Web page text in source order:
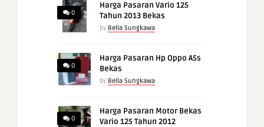
0
Harga Pasaran Vario 125
Tahun 2013 Bekas
by Bella Sungkawa
0
Harga Pasaran Hp Oppo A5s
Bekas
by Bella Sungkawa
0
Harga Pasaran Motor Bekas
Vario 125 Tahun 2012